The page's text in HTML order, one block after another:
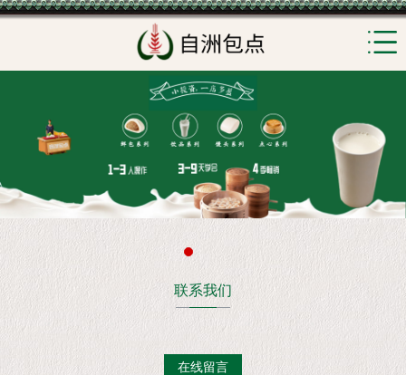
联系我们
在线留言